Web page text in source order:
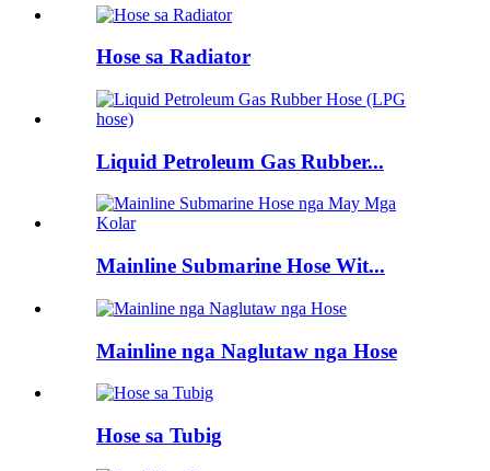
Hose sa Radiator
Liquid Petroleum Gas Rubber...
Mainline Submarine Hose Wit...
Mainline nga Naglutaw nga Hose
Hose sa Tubig